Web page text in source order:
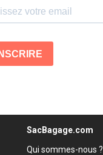
SacBagage.com
Qui sommes-nous ?